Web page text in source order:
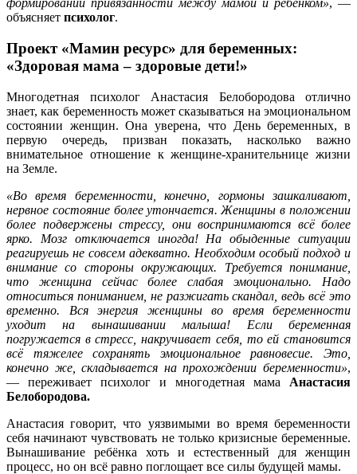
формировании привязанности между мамой и ребёнком», —
объясняет психолог.
Проект «Мамин ресурс» для беременных:
«Здоровая мама – здоровые дети!»
Многодетная психолог Анастасия Белобородова отлично
знает, как беременность может сказываться на эмоциональном
состоянии женщин. Она уверена, что День беременных, в
первую очередь, призван показать, насколько важно
внимательное отношение к женщине-хранительнице жизни
на Земле.
«Во время беременности, конечно, гормоны зашкаливают,
нервное состояние более утончается. Женщины в положении
более подвержены стрессу, они воспринимаются всё более
ярко. Мозг отключается иногда! На обыденные ситуации
реагируешь не совсем адекватно. Необходим особый подход и
внимание со стороны окружающих. Требуется понимание,
что женщина сейчас более слабая эмоционально. Надо
относиться пониманием, не разжигать скандал, ведь всё это
временно. Вся энергия женщины во время беременности
уходит на вынашивании малыша! Если беременная
погружается в стресс, накручивает себя, то ей становится
всё тяжелее сохранять эмоциональное равновесие. Это,
конечно же, складывается на прохождении беременности»,
— переживает психолог и многодетная мама Анастасия
Белобородова.
Анастасия говорит, что уязвимыми во время беременности
себя начинают чувствовать не только кризисные беременные.
Вынашивание ребёнка хоть и естественный для женщин
процесс, но он всё равно поглощает все силы будущей мамы.